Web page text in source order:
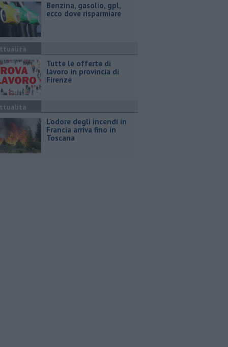
​Benzina, gasolio, gpl,
ecco dove risparmiare
​Tutte le offerte di
lavoro in provincia di
Firenze
L'odore degli incendi in
Francia arriva fino in
Toscana